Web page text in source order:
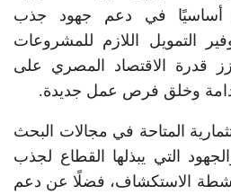
أساسيًا في دعم جهود جذب
التمويل اللازم للمشروعات
قدرة الاقتصاد المصري على
وخلق فرص عمل جديدة.
المتاحة في مجالات البحث
التي يبذلها القطاع لجذب
الاستكشاف، فضلًا عن دعم